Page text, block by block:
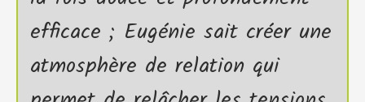
efficace ; Eugénie sait créer une
atmosphère de relation qui